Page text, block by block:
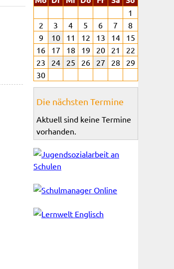
1
2
3 4 5 6 7
8
9
10 11 12 13 14
15
16
17 18 19 20 21
22
23
24 25 26 27 28
29
30
Die nächsten Termine
Aktuell sind keine Termine
vorhanden.